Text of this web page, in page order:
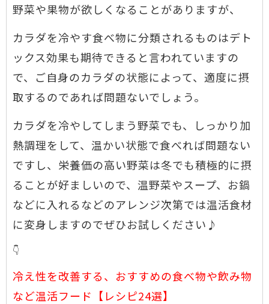
野菜や果物が欲しくなることがありますが、
カラダを冷やす食べ物に分類されるものはデト
ックス効果も期待できると言われていますの
で、ご自身のカラダの状態によって、適度に摂
取するのであれば問題ないでしょう。
カラダを冷やしてしまう野菜でも、しっかり加
熱調理をして、温かい状態で食べれば問題ない
ですし、栄養価の高い野菜は冬でも積極的に摂
ることが好ましいので、温野菜やスープ、お鍋
などに入れるなどのアレンジ次第では温活食材
に変身しますのでぜひお試しください♪
👇
冷え性を改善する、おすすめの食べ物や飲み物
など温活フード【レシピ24選】